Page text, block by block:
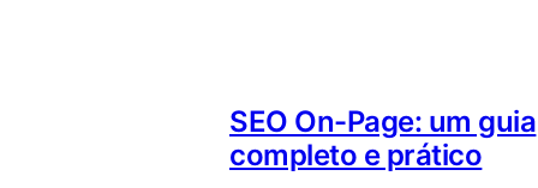
SEO On-Page: um guia
completo e prático